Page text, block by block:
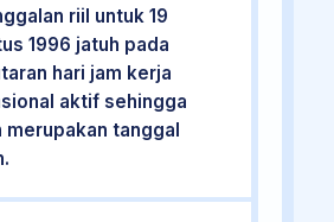
riil untuk 19
1996 jatuh pada
hari jam kerja
aktif sehingga
merupakan tanggal